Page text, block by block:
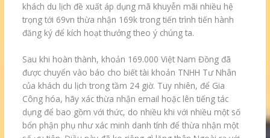
khách du lịch đề xuất áp dụng mã khuyễn mãi nhiều hệ
trọng tới 69vn thừa nhận 169k trong tiến trình tiến hành
đăng ký để kích hoạt thưởng theo ý chúng ta.
Sau khi hoàn thành, khoản 169.000 Việt Nam Đồng đã
được chuyển vào báo cho biết tài khoản TNHH Tư Nhân
của khách du lịch trong tầm 24 giờ. Tuy nhiên, để Gia
Công hóa, hãy xác thừa nhận email hoặc lên tiếng tác
dụng để bao gồm với thức, do nhiều khi với nhiều một số
bổn phận phụ như xác minh danh tính để thừa nhận một